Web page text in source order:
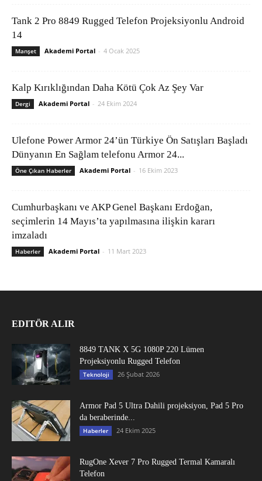
Tank 2 Pro 8849 Rugged Telefon Projeksiyonlu Android
14
Manşet Akademi Portal - 4 Ocak 2025
Kalp Kırıklığından Daha Kötü Çok Az Şey Var
Dergi Akademi Portal - 24 Ekim 2024
Ulefone Power Armor 24’ün Türkiye Ön Satışları Başladı
Dünyanın En Sağlam telefonu Armor 24...
Öne Çıkan Haberler Akademi Portal - 16 Ekim 2023
Cumhurbaşkanı ve AKP Genel Başkanı Erdoğan,
seçimlerin 14 Mayıs’ta yapılmasına ilişkin kararı
imzaladı
Haberler Akademi Portal - 11 Mart 2023
EDITÖR ALIR
8849 TANK X 5G 1080P 220 Lümen
Projeksiyonlu Rugged Telefon
Teknoloji 26 Şubat 2026
Armor Pad 5 Ultra Dahili projeksiyon, Pad 5 Pro
da beraberinde...
Haberler 24 Ekim 2025
RugOne Xever 7 Pro Rugged Termal Kamaralı
Telefon